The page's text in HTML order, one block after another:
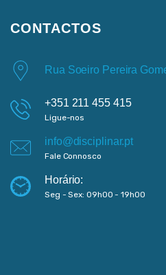
CONTACTOS
Rua Soeiro Pereira
+351 211 455 415
Ligue-nos
info@disciplinar.pt
Fale Connosco
Horário:
Seg - Sex: 09h00 - 19h00